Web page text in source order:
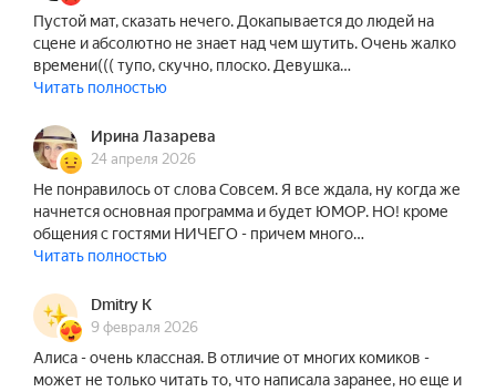
Пустой мат, сказать нечего. Докапывается до людей на
сцене и абсолютно не знает над чем шутить. Очень жалко
времени((( тупо, скучно, плоско. Девушка…
Читать полностью
Ирина Лазарева
24 апреля 2026
Не понравилось от слова Совсем. Я все ждала, ну когда же
начнется основная программа и будет ЮМОР. НО! кроме
общения с гостями НИЧЕГО - причем много…
Читать полностью
Dmitry K
9 февраля 2026
Алиса - очень классная. В отличие от многих комиков -
может не только читать то, что написала заранее, но еще и